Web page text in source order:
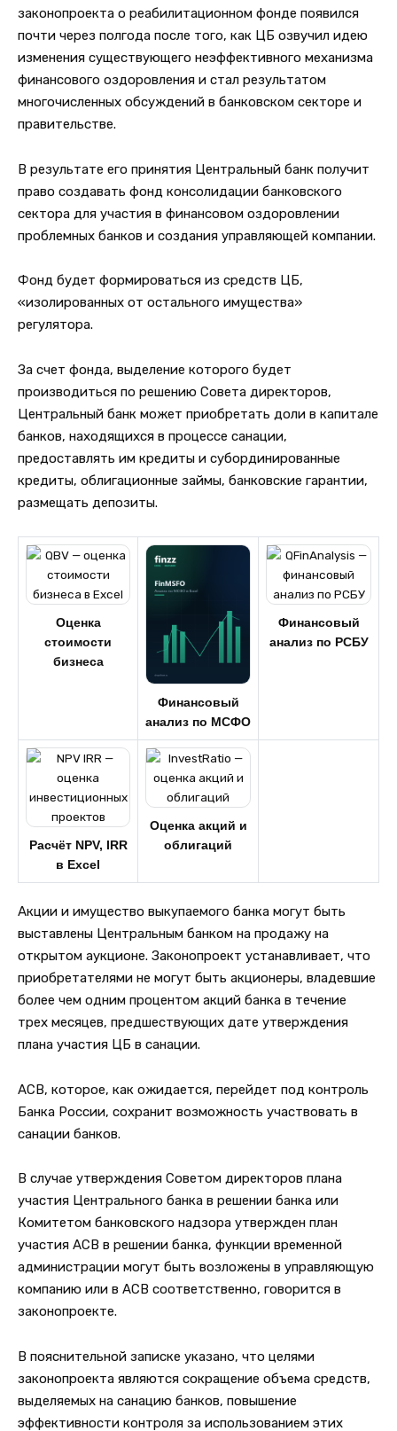
законопроекта о реабилитационном фонде появился
почти через полгода после того, как ЦБ озвучил идею
изменения существующего неэффективного механизма
финансового оздоровления и стал результатом
многочисленных обсуждений в банковском секторе и
правительстве.
В результате его принятия Центральный банк получит
право создавать фонд консолидации банковского
сектора для участия в финансовом оздоровлении
проблемных банков и создания управляющей компании.
Фонд будет формироваться из средств ЦБ,
«изолированных от остального имущества»
регулятора.
За счет фонда, выделение которого будет
производиться по решению Совета директоров,
Центральный банк может приобретать доли в капитале
банков, находящихся в процессе санации,
предоставлять им кредиты и субординированные
кредиты, облигационные займы, банковские гарантии,
размещать депозиты.
Оценка
стоимости
бизнеса
Финансовый
анализ по МСФО
Финансовый
анализ по РСБУ
Расчёт NPV, IRR
в Excel
Оценка акций и
облигаций
Акции и имущество выкупаемого банка могут быть
выставлены Центральным банком на продажу на
открытом аукционе. Законопроект устанавливает, что
приобретателями не могут быть акционеры, владевшие
более чем одним процентом акций банка в течение
трех месяцев, предшествующих дате утверждения
плана участия ЦБ в санации.
АСВ, которое, как ожидается, перейдет под контроль
Банка России, сохранит возможность участвовать в
санации банков.
В случае утверждения Советом директоров плана
участия Центрального банка в решении банка или
Комитетом банковского надзора утвержден план
участия АСВ в решении банка, функции временной
администрации могут быть возложены в управляющую
компанию или в АСВ соответственно, говорится в
законопроекте.
В пояснительной записке указано, что целями
законопроекта являются сокращение объема средств,
выделяемых на санацию банков, повышение
эффективности контроля за использованием этих